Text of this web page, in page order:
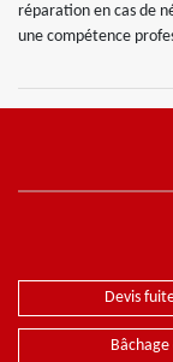
réparation en cas de
une compétence
Devis